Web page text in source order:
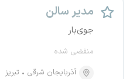
مدیر سالن
جوی‌بار
منقضی شده
آذربایجان شرقی
تبریز